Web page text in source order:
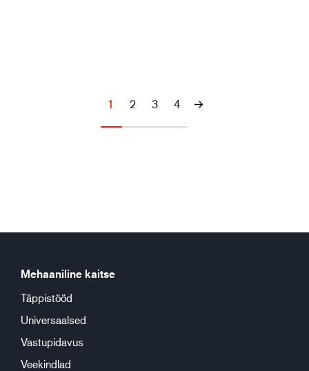
1 2 3 4
Mehaaniline kaitse
Täppistööd
Universaalsed
Vastupidavus
Veekindlad